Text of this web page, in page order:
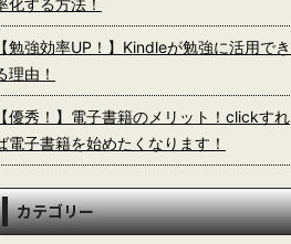
化する方法！
【勉強効率UP！】Kindleが勉強に活用でき
理由！
【優秀！】電子書籍のメリット！clickすれ
電子書籍を始めたくなります！
カテゴリー